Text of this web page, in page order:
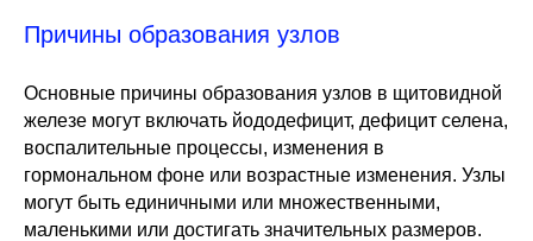
Причины образования узлов
Основные причины образования узлов в щитовидной
железе могут включать йододефицит, дефицит селена,
воспалительные процессы, изменения в
гормональном фоне или возрастные изменения. Узлы
могут быть единичными или множественными,
маленькими или достигать значительных размеров.